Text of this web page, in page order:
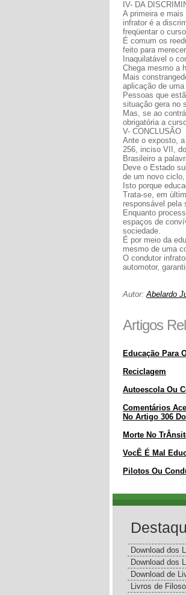
IV- DA
A primeira e
infrator é a
freqüentar o
É comum os
feito para
Inaquilatável o
Chega mesmo a
Mais
aplicação de
Pessoas que
situação gera no
Mas, se ao
obrigatória a
V- CONCLUSÃO
Ante o exposto,
256, inciso VII,
Brasileiro a
Deve o Estado
de um novo
Isto porque
Trata-se, em
responsável pela
Enquanto
espaços de
sociedade.
É por meio da
mesmo de uma
O condutor
automotor,
Autor:Abelardo
Artigos
Educação Para
Reciclagem
Autoescola Ou
Comentários
No Artigo 306
Morte No
VocÊ É Mal
Pilotos Ou
Download dos
Download dos
Download de
Livros de